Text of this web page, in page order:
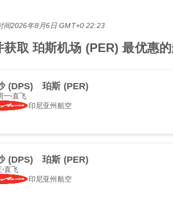
间2026年8月6日 GMT+0 22:23
获取 珀斯机场 (PER) 最优惠
(DPS) 珀斯 (PER)
一直飞
印尼亚州航空
(DPS) 珀斯 (PER)
直飞
印尼亚州航空